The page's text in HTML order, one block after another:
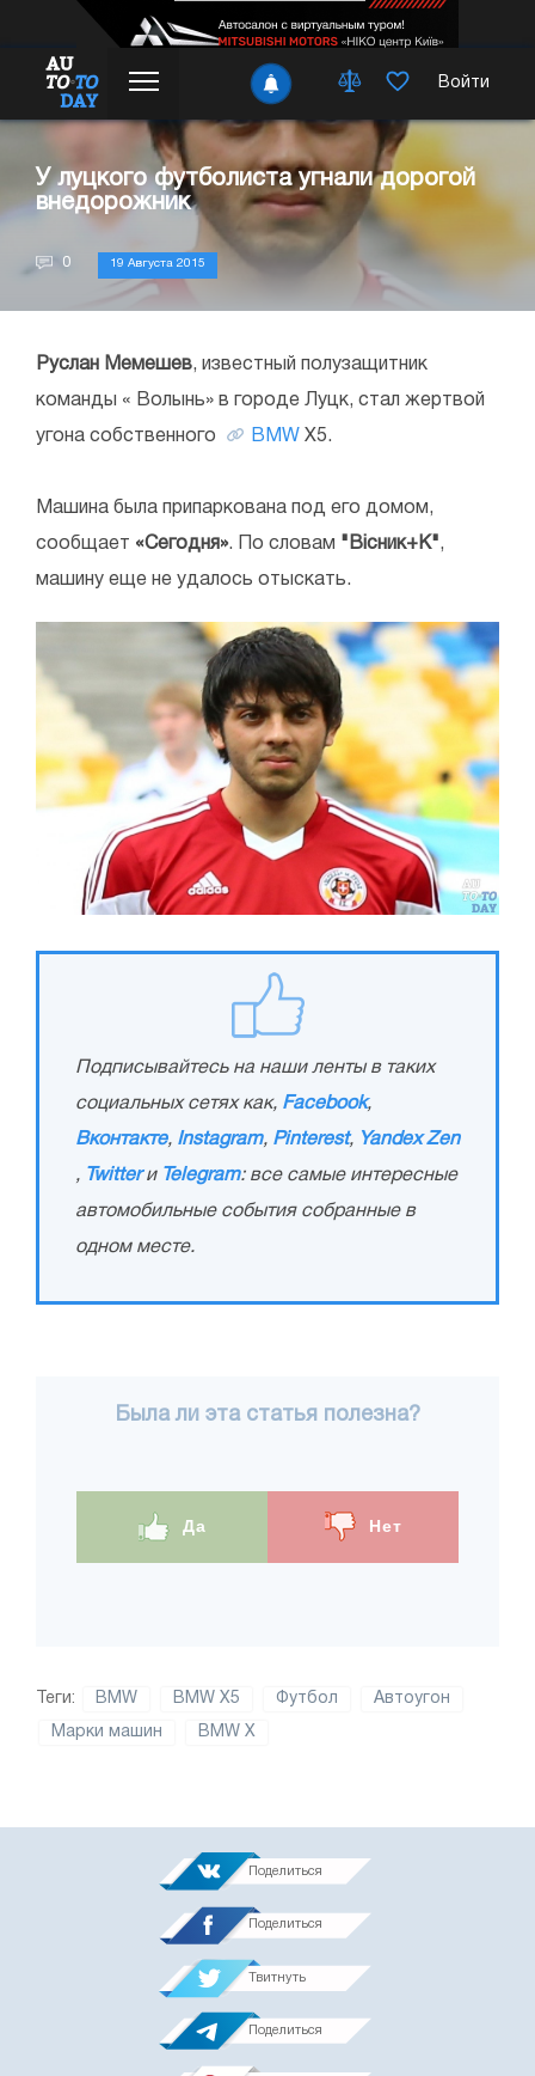
Войти
У луцкого футболиста угнали дорогой
внедорожник
0 19 Августа 2015
Руслан Мемешев, известный полузащитник
команды « Волынь» в городе Луцк, стал жертвой
угона собственного BMW X5.
Машина была припаркована под его домом,
сообщает «Сегодня». По словам "Вісник+К",
машину еще не удалось отыскать.
Подписывайтесь на наши ленты в таких
социальных сетях как, Facebook,
Вконтакте, Instagram, Pinterest, Yandex Zen
, Twitterи Telegram: все самые интересные
автомобильные события собранные в
одном месте.
Была ли эта статья полезна?
Да Нет
Теги: BMW BMW X5 Футбол Автоугон
Марки машин BMW X
Поделиться
Поделиться
Твитнуть
Поделиться